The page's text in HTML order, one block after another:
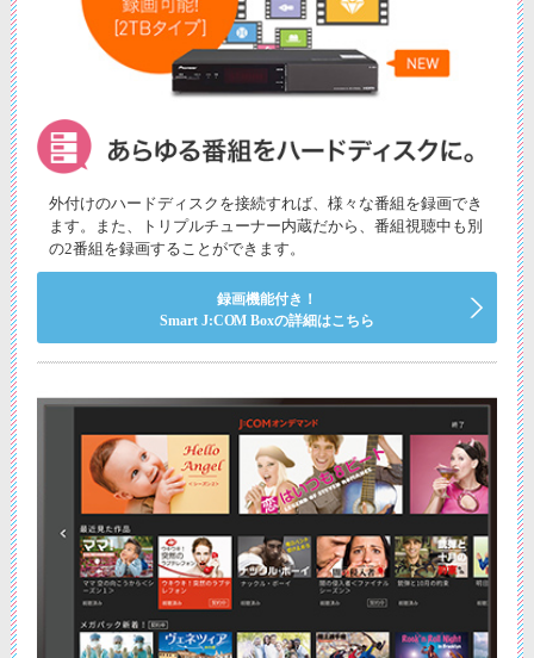
外付けのハードディスクを接続すれば、様々な番組を録画でき
ます。また、トリプルチューナー内蔵だから、番組視聴中も別
の2番組を録画することができます。
録画機能付き！
Smart J:COM Boxの詳細はこちら